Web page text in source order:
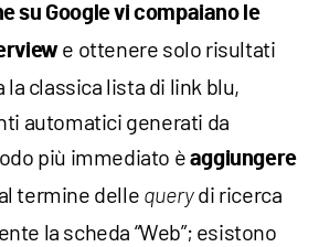
su Google vi compaiano le
e ottenere solo risultati
classica lista di link blu,
automatici generati da
più immediato è aggiungere
al termine delle querydi ricerca
la scheda “Web”; esistono